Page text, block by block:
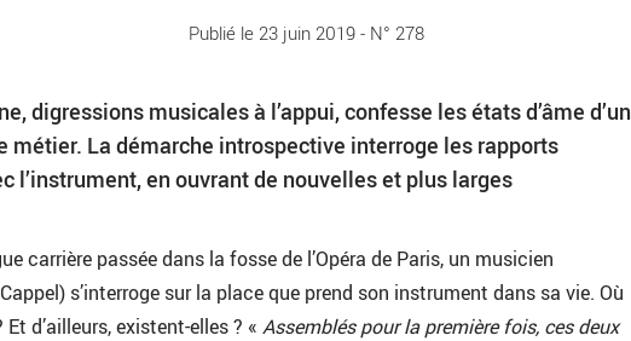
Publié le 23 juin 2019 - N° 278
digressions musicales à l’appui, confesse les états d’âme d’un
métier. La démarche introspective interroge les rapports
l’instrument, en ouvrant de nouvelles et plus larges
carrière passée dans la fosse de l’Opéra de Paris, un musicien
s’interroge sur la place que prend son instrument dans sa vie. Où
d’ailleurs, existent-elles ? « Assemblés pour la première fois, ces deux